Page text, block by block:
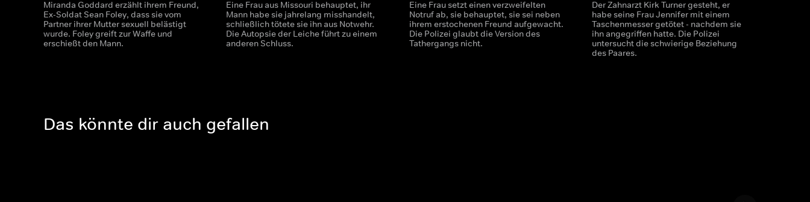
Miranda Goddard erzählt ihrem Freund,
Ex-Soldat Sean Foley, dass sie vom
Partner ihrer Mutter sexuell belästigt
wurde. Foley greift zur Waffe und
erschießt den Mann.
Eine Frau aus Missouri behauptet, ihr
Mann habe sie jahrelang misshandelt,
schließlich tötete sie ihn aus Notwehr.
Die Autopsie der Leiche führt zu einem
anderen Schluss.
Eine Frau setzt einen verzweifelten
Notruf ab, sie behauptet, sie sei neben
ihrem erstochenen Freund aufgewacht.
Die Polizei glaubt die Version des
Tathergangs nicht.
Der Zahnarzt Kirk Turner gesteht, er
habe seine Frau Jennifer mit einem
Taschenmesser getötet - nachdem sie
ihn angegriffen hatte. Die Polizei
untersucht die schwierige Beziehung
des Paares.
Das könnte dir auch gefallen